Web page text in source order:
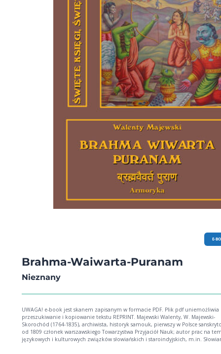
E-
Brahma-Waiwarta-Puranam
Nieznany
UWAGA! e-book jest skanem zapisanym w formacie PDF. Plik pdf uniemożliwia
przeszukiwanie i kopiowanie tekstu REPRINT. Majewski Walenty, W. Majewski-
Skorochód (1764-1835), archiwista, historyk samouk, pierwszy w Polsce
od 1809 członek warszawskiego Towarzystwa Przyjaciół Nauk; autor prac na
językowych i kulturowych związków słowiańskich i staroindyjskich, m.in.